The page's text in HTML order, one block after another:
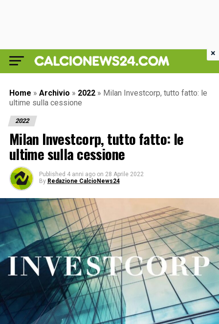
Home » Archivio » 2022 » Milan Investcorp, tutto fatto: le
ultime sulla cessione
2022
Milan Investcorp, tutto fatto: le
ultime sulla cessione
Published 4 anni ago on 28 Aprile 2022
By Redazione CalcioNews24
×